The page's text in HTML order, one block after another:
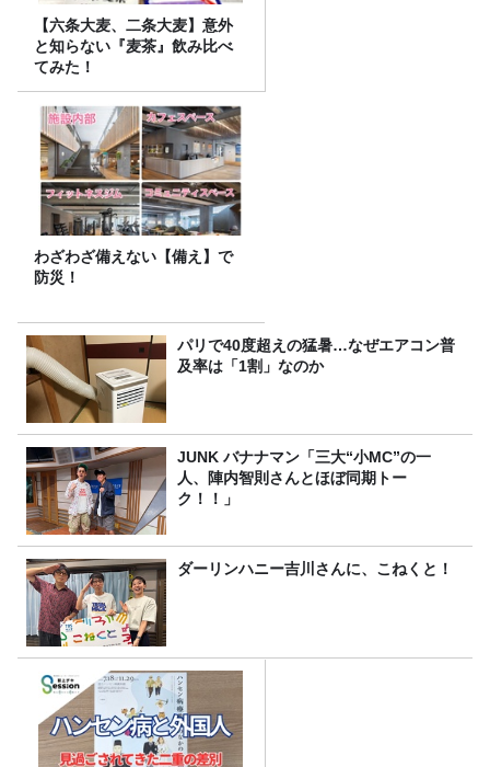
【六条大麦、二条大麦】意外
と知らない『麦茶』飲み比べ
てみた！
わざわざ備えない【備え】で
防災！
パリで40度超えの猛暑…なぜエアコン普
及率は「1割」なのか
JUNK バナナマン「三大“小MC”の一
人、陣内智則さんとほぼ同期トー
ク！！」
ダーリンハニー吉川さんに、こねくと！